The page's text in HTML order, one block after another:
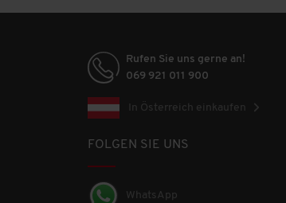
Rufen Sie uns gerne an!
069 921 011 900
In Österreich einkaufen
FOLGEN SIE UNS
WhatsApp